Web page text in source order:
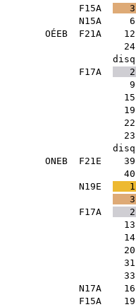
F15A
3
N15A 6
OÉEB F21A 12
24
disq
F17A
2
9
15
19
22
23
disq
ONEB F21E 39
40
N19E
1
3
F17A
2
13
14
20
31
33
N17A 16
F15A 19